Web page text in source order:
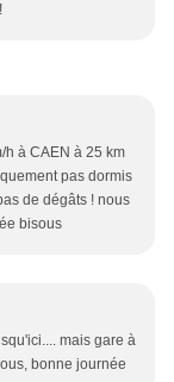
h à CAEN à 25 km
pas dormis
de dégâts ! nous
bisous
mais gare à
bonne journée